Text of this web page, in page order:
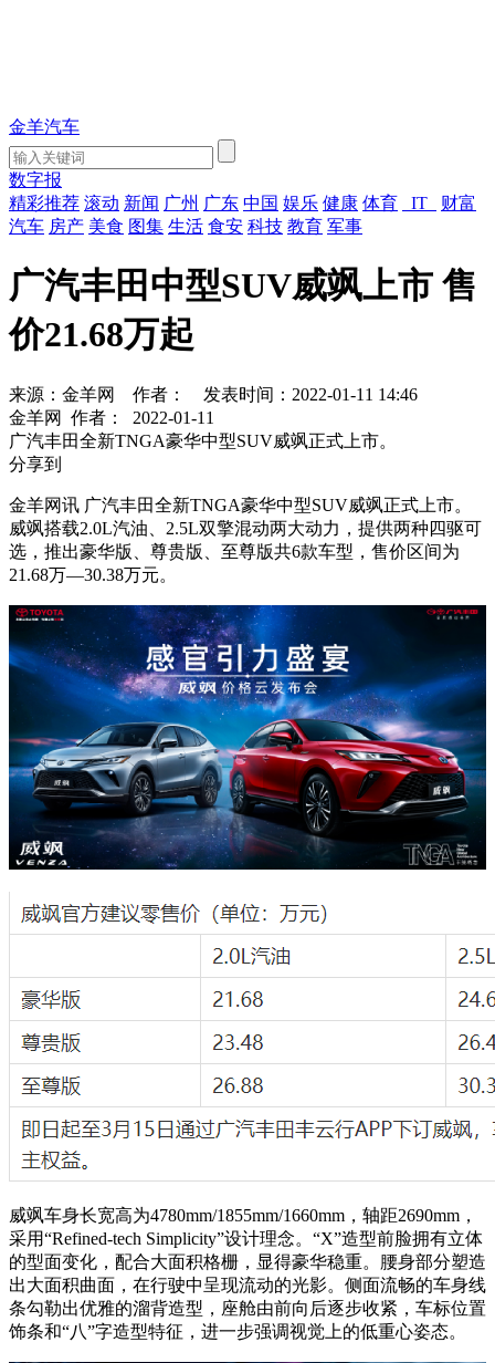
金羊汽车
数字报
精彩推荐 滚动 新闻 广州 广东 中国 娱乐 健康 体育 IT
财富
汽车 房产 美食 图集 生活 食安 科技 教育 军事
广汽丰田中型SUV威飒上市 售
价21.68万起
来源：金羊网 作者：
发表时间：2022-01-11 14:46
金羊网
作者：
2022-01-11
广汽丰田全新TNGA豪华中型SUV威飒正式上市。
分享到
金羊网讯 广汽丰田全新TNGA豪华中型SUV威飒正式上市。
威飒搭载2.0L汽油、2.5L双擎混动两大动力，提供两种四驱可
选，推出豪华版、尊贵版、至尊版共6款车型，售价区间为
21.68万—30.38万元。
威飒车身长宽高为4780mm/1855mm/1660mm，轴距2690mm，
采用“Refined-tech Simplicity”设计理念。“X”造型前脸拥有立体
的型面变化，配合大面积格栅，显得豪华稳重。腰身部分塑造
出大面积曲面，在行驶中呈现流动的光影。侧面流畅的车身线
条勾勒出优雅的溜背造型，座舱由前向后逐步收紧，车标位置
饰条和“八”字造型特征，进一步强调视觉上的低重心姿态。